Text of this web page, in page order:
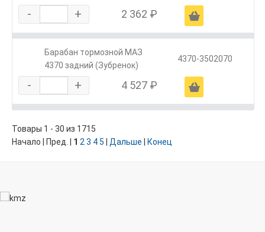
- + 2 362 ₽ Ä
Барабан тормозной МАЗ
4370 задний (Зубренок)
4370-3502070
- + 4 527 ₽ Ä
Товары 1 - 30 из 1715
Начало | Пред. | 1 23 45 Дальше Конец